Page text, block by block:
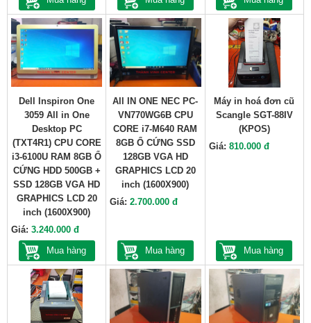
Dell Inspiron One
3059 All in One
Desktop PC
(TXT4R1) CPU CORE
i3-6100U RAM 8GB Ổ
CỨNG HDD 500GB +
SSD 128GB VGA HD
GRAPHICS LCD 20
inch (1600X900)
Giá: 3.240.000 đ
Mua hàng
All IN ONE NEC PC-
VN770WG6B CPU
CORE i7-M640 RAM
8GB Ổ CỨNG SSD
128GB VGA HD
GRAPHICS LCD 20
inch (1600X900)
Giá:2.700.000 đ
Mua hàng
Máy in hoá đơn cũ
Scangle SGT-88IV
(KPOS)
Giá: 810.000 đ
Mua hàng